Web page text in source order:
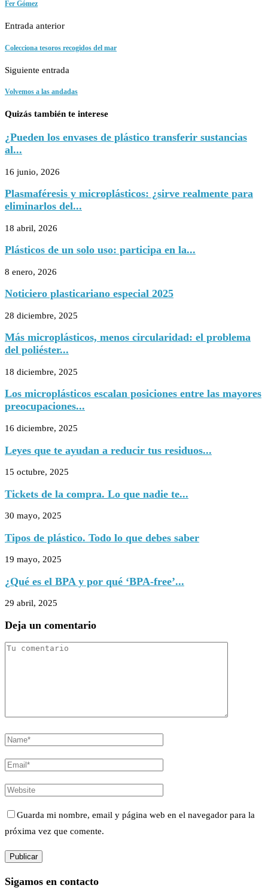
Fer Gómez
Entrada anterior
Colecciona tesoros recogidos del mar
Siguiente entrada
Volvemos a las andadas
Quizás también te interese
¿Pueden los envases de plástico transferir sustancias
al...
16 junio, 2026
Plasmaféresis y microplásticos: ¿sirve realmente para
eliminarlos del...
18 abril, 2026
Plásticos de un solo uso: participa en la...
8 enero, 2026
Noticiero plasticariano especial 2025
28 diciembre, 2025
Más microplásticos, menos circularidad: el problema
del poliéster...
18 diciembre, 2025
Los microplásticos escalan posiciones entre las mayores
preocupaciones...
16 diciembre, 2025
Leyes que te ayudan a reducir tus residuos...
15 octubre, 2025
Tickets de la compra. Lo que nadie te...
30 mayo, 2025
Tipos de plástico. Todo lo que debes saber
19 mayo, 2025
¿Qué es el BPA y por qué ‘BPA-free’...
29 abril, 2025
Deja un comentario
Guarda mi nombre, email y página web en el navegador para la
próxima vez que comente.
Sigamos en contacto